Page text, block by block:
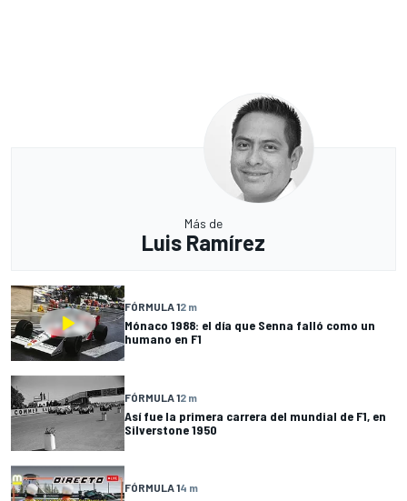
Más de
Luis Ramírez
FÓRMULA 12 m
Mónaco 1988: el día que Senna falló como un
humano en F1
FÓRMULA 12 m
Así fue la primera carrera del mundial de F1, en
Silverstone 1950
FÓRMULA 14 m